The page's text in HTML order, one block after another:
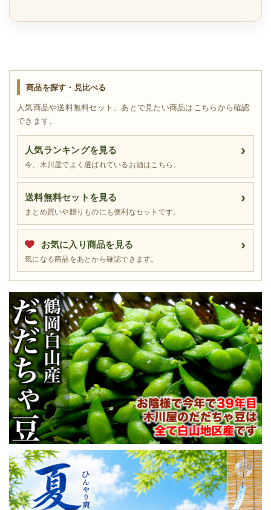
商品を探す・見比べる
人気商品や送料無料セット、あとで見たい商品はこちらから確認
できます。
人気ランキングを見る
今、木川屋でよく選ばれているお酒はこちら。
送料無料セットを見る
まとめ買いや贈りものにも便利なセットです。
お気に入り商品を見る
気になる商品をあとから確認できます。